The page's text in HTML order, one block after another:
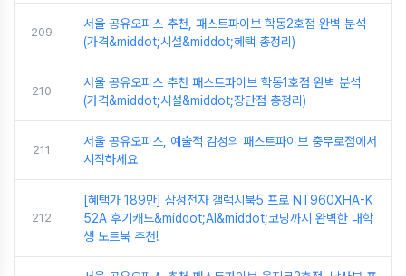
209
서울 공유오피스 추천, 패스트파이브 학동2호점 완벽 분석
(가격&middot;시설&middot;혜택 총정리)
210
서울 공유오피스 추천 패스트파이브 학동1호점 완벽 분석
(가격&middot;시설&middot;장단점 총정리)
211
서울 공유오피스, 예술적 감성의 패스트파이브 충무로점에서
시작하세요
212
[혜택가 189만] 삼성전자 갤럭시북5 프로 NT960XHA-K
52A 후기캐드&middot;AI&middot;코딩까지 완벽한 대학
생 노트북 추천!